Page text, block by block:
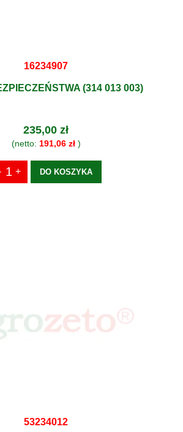
16234907
(314 013 003)
235,00 zł
(netto: 191,06 zł)
DO KOSZYKA
53234012